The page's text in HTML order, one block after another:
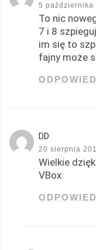
5 października
To nic
7 i 8
im się to
fajny może
DD
20 sierpnia
Wielkie
VBox